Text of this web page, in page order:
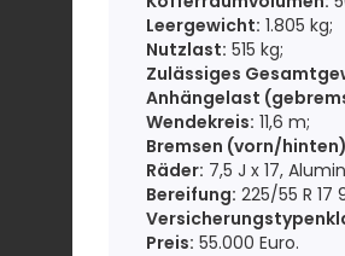
Leergewicht: 1.805 kg;
Nutzlast: 515 kg;
Zulässiges
Anhängelast
Wendekreis: 11,6 m;
Bremsen (vorn/
Räder: 7,5 J x 17,
Bereifung: 225/55 R 17
Preis: 55.000 Euro.